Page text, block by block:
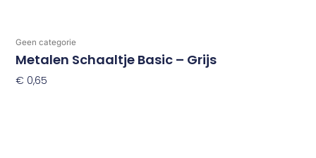
Geen categorie
Metalen Schaaltje Basic – Grijs
€ 0,65